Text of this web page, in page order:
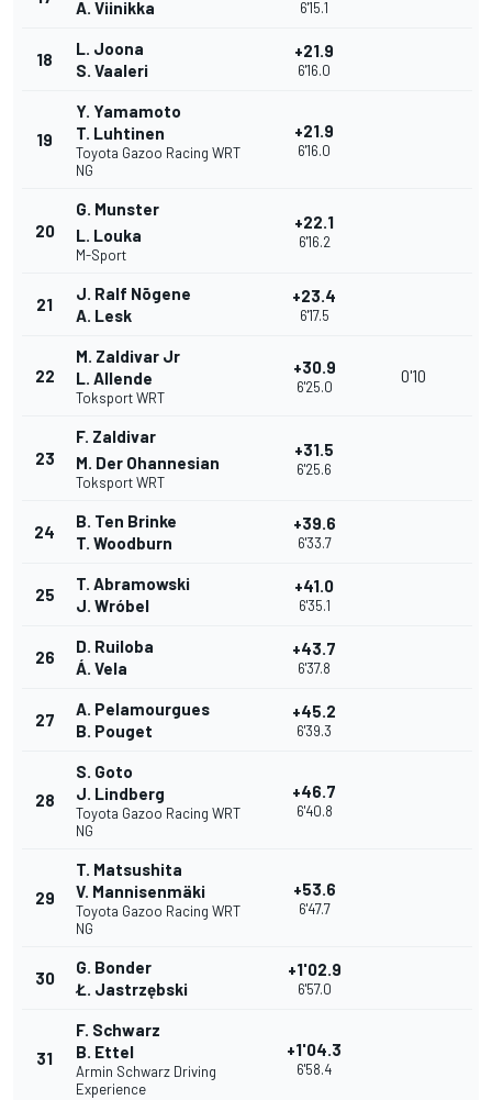
A. Viinikka 6'15.1
18
L. Joona
S. Vaaleri
+21.9
6'16.0
19
Y. Yamamoto
T. Luhtinen
Toyota Gazoo Racing WRT
NG
+21.9
6'16.0
20
G. Munster
L. Louka
M-Sport
+22.1
6'16.2
21
J. Ralf Nõgene
A. Lesk
+23.4
6'17.5
22
M. Zaldivar Jr
L. Allende
Toksport WRT
+30.9
6'25.0
0'10
23
F. Zaldivar
M. Der Ohannesian
Toksport WRT
+31.5
6'25.6
24
B. Ten Brinke
T. Woodburn
+39.6
6'33.7
25
T. Abramowski
J. Wróbel
+41.0
6'35.1
26
D. Ruiloba
Á. Vela
+43.7
6'37.8
27
A. Pelamourgues
B. Pouget
+45.2
6'39.3
28
S. Goto
J. Lindberg
Toyota Gazoo Racing WRT
NG
+46.7
6'40.8
29
T. Matsushita
V. Mannisenmäki
Toyota Gazoo Racing WRT
NG
+53.6
6'47.7
30
G. Bonder
Ł. Jastrzębski
+1'02.9
6'57.0
31
F. Schwarz
B. Ettel
Armin Schwarz Driving
Experience
+1'04.3
6'58.4